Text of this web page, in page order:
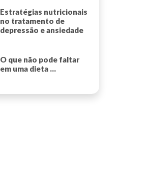
Estratégias nutricionais
no tratamento de
depressão e ansiedade
O que não pode faltar
em uma dieta ...